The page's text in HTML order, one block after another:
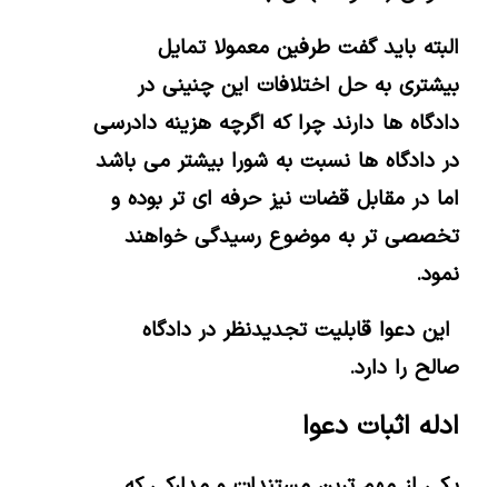
البته باید گفت طرفین معمولا تمایل
بیشتری به حل اختلافات این چنینی در
دادگاه ها دارند چرا که اگرچه هزینه دادرسی
در دادگاه ها نسبت به شورا بیشتر می باشد
اما در مقابل قضات نیز حرفه ای تر بوده و
تخصصی تر به موضوع رسیدگی خواهند
نمود.
این دعوا قابلیت تجدیدنظر در دادگاه
صالح را دارد.
ادله اثبات دعوا